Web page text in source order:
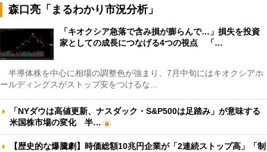
森口亮「まるわかり市況分析」
「キオクシア急落で含み損が膨らんで…」損失を投資
家としての成長につなげる4つの視点 「…
半導体株を中心に相場の調整色が強まり、7月中旬にはキオクシアホ
ールディングスがストップ安をつけるな…
「NYダウは高値更新、ナスダック・S&P500は足踏み」が意味する
米国株市場の変化 半…
【歴史的な爆騰劇】時価総額10兆円企業が「2連続ストップ高」「制